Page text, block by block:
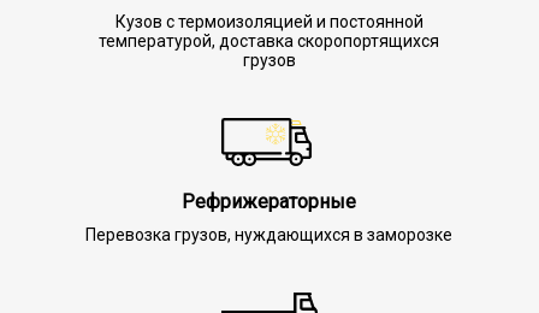
Кузов с термоизоляцией и постоянной
температурой, доставка скоропортящихся
грузов
Рефрижераторные
Перевозка грузов, нуждающихся в заморозке